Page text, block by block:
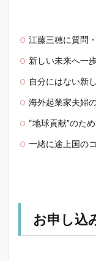
江藤三穂に質問
新しい未来へ一
自分にはない新
海外起業家夫婦
“地球貢献”のた
一緒に途上国の
お申し込